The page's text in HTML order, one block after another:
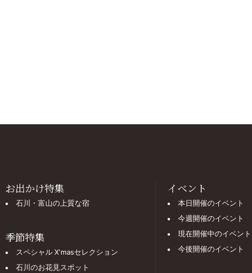
お出かけ特集
石川・富山の上質な宿
季節特集
スペシャル X'masセレクション
石川のお花見スポット
イベント
本日開催のイベント
今週開催のイベント
現在開催中のイベント
今後開催のイベント